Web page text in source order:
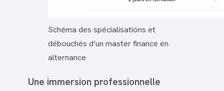
Schéma des spécialisations et
débouchés d’un master finance en
alternance
Une immersion professionnelle